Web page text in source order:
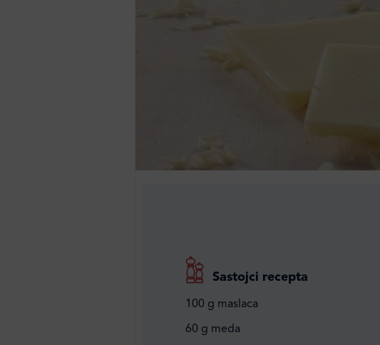
Sastojci recepta
100 g maslaca
60 g meda